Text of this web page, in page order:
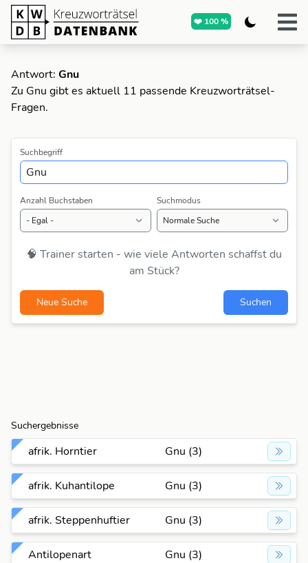
❤️ 100 %
Antwort: Gnu
Zu Gnu gibt es aktuell 11 passende Kreuzworträtsel-
Fragen.
Suchbegriff
Anzahl Buchstaben Suchmodus
🧠 Trainer starten - wie viele Antworten schaffst du
am Stück?
Neue Suche Suchen
Suchergebnisse
afrik. Horntier Gnu (3)
afrik. Kuhantilope Gnu (3)
afrik. Steppenhuftier Gnu (3)
Antilopenart Gnu (3)